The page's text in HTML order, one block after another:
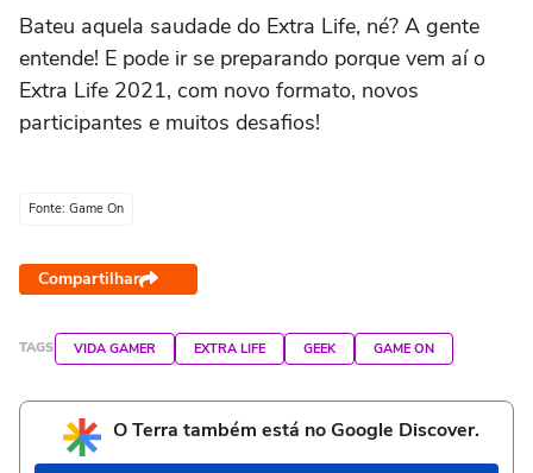
Bateu aquela saudade do Extra Life, né? A gente
entende! E pode ir se preparando porque vem aí o
Extra Life 2021, com novo formato, novos
participantes e muitos desafios!
Fonte: Game On
Compartilhar
TAGS VIDA GAMER EXTRA LIFE GEEK GAME ON
O Terra também está no Google Discover.